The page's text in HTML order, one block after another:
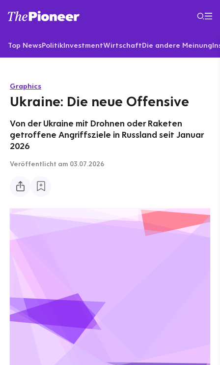
Top NewsPolitikInvestmentWirtschaftDie andere Meinung
Graphics
Ukraine: Die neue Offensive
Von der Ukraine mit Drohnen oder Raketen
getroffene Angriffsziele in Russland seit Januar
2026
Veröffentlicht am 03.07.2026